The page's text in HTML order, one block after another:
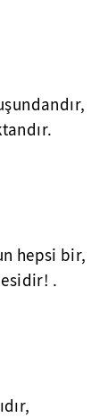
hepsi bir,
.